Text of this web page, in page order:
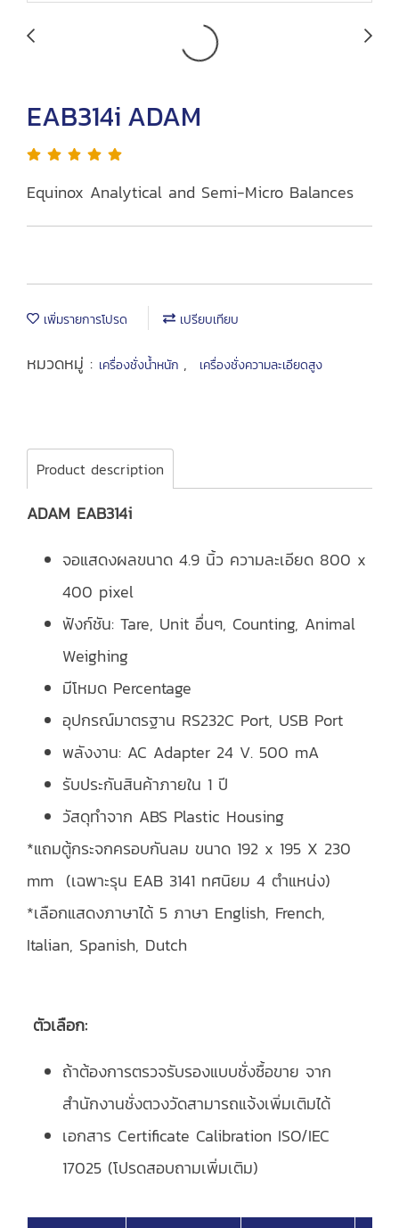
EAB314i ADAM
Equinox Analytical and Semi-Micro Balances
เพิ่มรายการโปรด เปรียบเทียบ
หมวดหมู่ : เครื่องชั่งน้ำหนัก , เครื่องชั่งความละเอียดสูง
Product description
ADAM EAB314i
จอแสดงผลขนาด 4.9 นิ้ว ความละเอียด 800 x
400 pixel
ฟังก์ชัน: Tare, Unit อื่นๆ, Counting, Animal
Weighing
มีโหมด Percentage
อุปกรณ์มาตรฐาน RS232C Port, USB Port
พลังงาน: AC Adapter 24 V. 500 mA
รับประกันสินค้าภายใน 1 ปี
วัสดุทำจาก ABS Plastic Housing
*แถมตู้กระจกครอบกันลม ขนาด 192 x 195 X 230
mm (เฉพาะรุน EAB 3141 ทศนิยม 4 ตําแหน่ง)
*เลือกแสดงภาษาได้ 5 ภาษา English, French,
Italian, Spanish, Dutch
ตัวเลือก:
ถ้าต้องการตรวจรับรองแบบชั่งซื้อขาย จาก
สำนักงานชั่งตวงวัดสามารถแจ้งเพิ่มเติมได้
เอกสาร Certificate Calibration ISO/IEC
17025 (โปรดสอบถามเพิ่มเติม)